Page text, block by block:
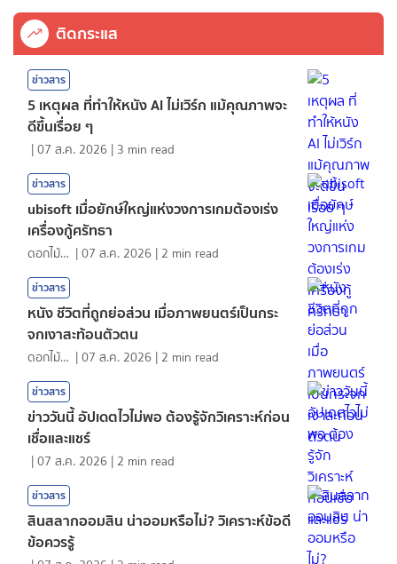
ติดกระแส
ข่าวสาร
5 เหตุผล ที่ทำให้หนัง AI ไม่เวิร์ก แม้คุณภาพจะ
ดีขึ้นเรื่อย ๆ
|07 ส.ค. 2026 | 3 min read
ข่าวสาร
ubisoft เมื่อยักษ์ใหญ่แห่งวงการเกมต้องเร่ง
เครื่องกู้ศรัทธา
ดอกไม้กับสายน้ำ |07 ส.ค. 2026 | 2 min read
ข่าวสาร
หนัง ชีวิตที่ถูกย่อส่วน เมื่อภาพยนตร์เป็นกระ
จกเงาสะท้อนตัวตน
ดอกไม้กับสายน้ำ |07 ส.ค. 2026 | 2 min read
ข่าวสาร
ข่าววันนี้ อัปเดตไวไม่พอ ต้องรู้จักวิเคราะห์ก่อน
เชื่อและแชร์
|07 ส.ค. 2026 | 2 min read
ข่าวสาร
สินสลากออมสิน น่าออมหรือไม่? วิเคราะห์ข้อดี
ข้อควรรู้